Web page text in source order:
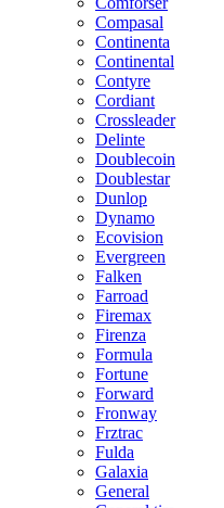
Compasal
Continenta
Continental
Contyre
Cordiant
Crossleader
Delinte
Doublecoin
Doublestar
Dunlop
Dynamo
Ecovision
Evergreen
Falken
Farroad
Firemax
Firenza
Formula
Fortune
Forward
Fronway
Frztrac
Fulda
Galaxia
General